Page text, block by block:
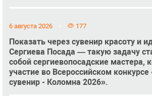
6 августа 2026 177
Показать через сувенир красоту и
Сергиева Посада — такую задачу
собой сергиевопосадские мастера,
участие во Всероссийском конкурсе
сувенир - Коломна 2026».